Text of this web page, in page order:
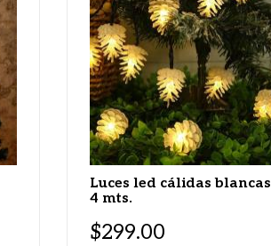
Luces led cálidas blancas
4 mts.
$299.00